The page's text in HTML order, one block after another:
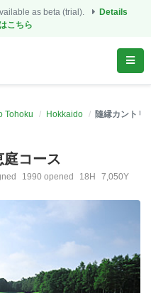
as beta (trial).
Details
こちら
Tohoku Hokkaido 隨縁カントリ
コース
1990 opened 18H 7,050Y